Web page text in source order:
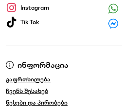
ინფორმაცია
გაფრთხილება
ჩვენს შესახებ
წესები და პირობები
Instagram
Tik Tok